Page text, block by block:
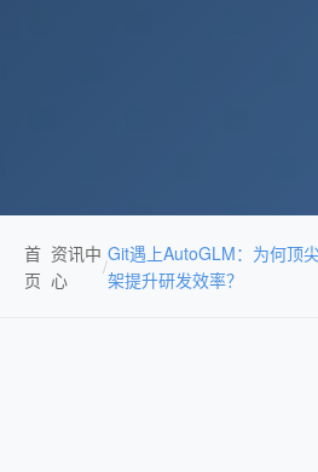
首
页
资讯中
心
/
Git遇上AutoGLM：为何顶
架提升研发效率？